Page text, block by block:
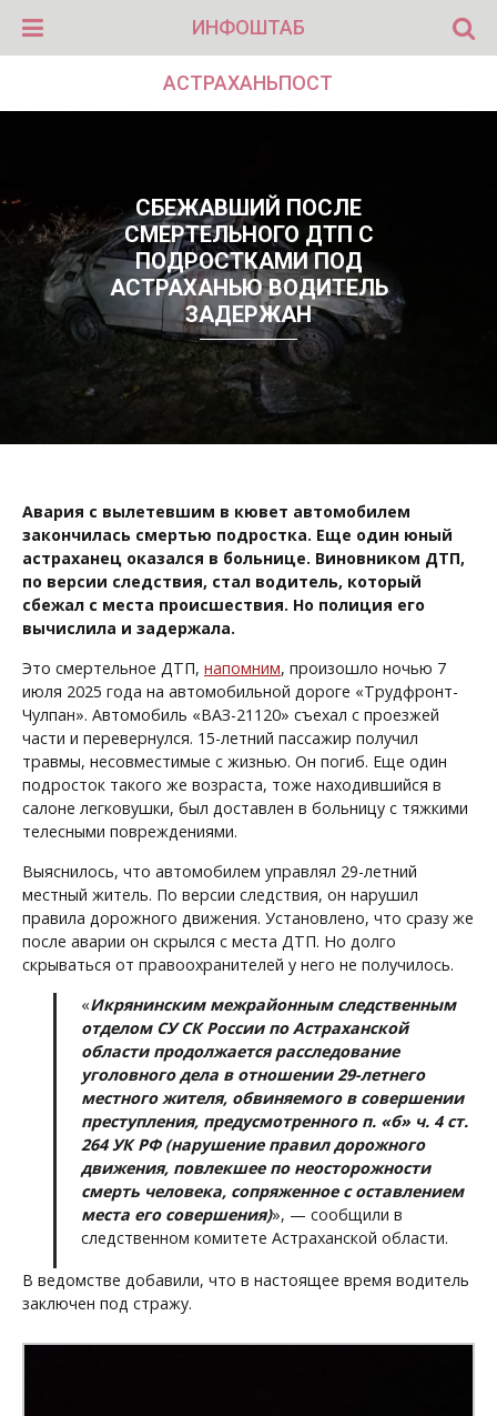
ИНФОШТАБ
АСТРАХАНЬПОСТ
СБЕЖАВШИЙ ПОСЛЕ
СМЕРТЕЛЬНОГО ДТП С
ПОДРОСТКАМИ ПОД
АСТРАХАНЬЮ ВОДИТЕЛЬ
ЗАДЕРЖАН
Авария с вылетевшим в кювет автомобилем
закончилась смертью подростка. Еще один юный
астраханец оказался в больнице. Виновником ДТП,
по версии следствия, стал водитель, который
сбежал с места происшествия. Но полиция его
вычислила и задержала.
Это смертельное ДТП, напомним, произошло ночью 7
июля 2025 года на автомобильной дороге «Трудфронт-
Чулпан». Автомобиль «ВАЗ-21120» съехал с проезжей
части и перевернулся. 15-летний пассажир получил
травмы, несовместимые с жизнью. Он погиб. Еще один
подросток такого же возраста, тоже находившийся в
салоне легковушки, был доставлен в больницу с тяжкими
телесными повреждениями.
Выяснилось, что автомобилем управлял 29-летний
местный житель. По версии следствия, он нарушил
правила дорожного движения. Установлено, что сразу же
после аварии он скрылся с места ДТП. Но долго
скрываться от правоохранителей у него не получилось.
«Икрянинским межрайонным следственным
отделом СУ СК России по Астраханской
области продолжается расследование
уголовного дела в отношении 29-летнего
местного жителя, обвиняемого в совершении
преступления, предусмотренного п. «б» ч. 4 ст.
264 УК РФ (нарушение правил дорожного
движения, повлекшее по неосторожности
смерть человека, сопряженное с оставлением
места его совершения)», — сообщили в
следственном комитете Астраханской области.
В ведомстве добавили, что в настоящее время водитель
заключен под стражу.